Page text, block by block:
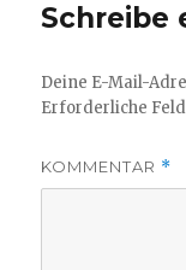
Schreibe
Deine E-Mail-
Erforderliche
KOMMENTAR *